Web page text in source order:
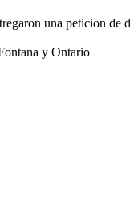
una peticion
y Ontario